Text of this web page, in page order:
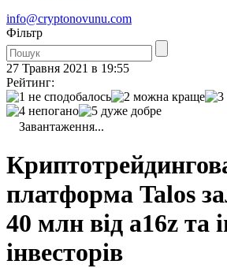
info@cryptonovunu.com
Фiльтр
27 Травня 2021 в 19:55
Рейтинг:
Завантаження...
платформа Talos
40 млн від a16z та
інвесторів